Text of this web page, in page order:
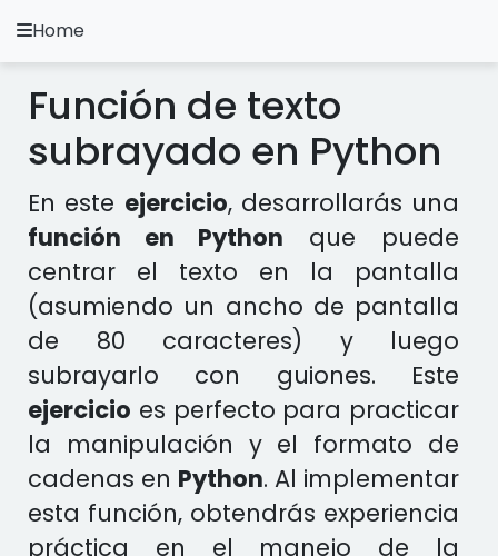
A.
Ejercicios Python
Instalación y Configuración
Metodología Python
Video Tutoriales
Ejercicios en otros Lenguajes
Apps
Home
Función de texto
subrayado en Python
En este ejercicio, desarrollarás una
función en Python que puede
centrar el texto en la pantalla
(asumiendo un ancho de pantalla
de 80 caracteres) y luego
subrayarlo con guiones. Este
ejercicio es perfecto para practicar
la manipulación y el formato de
cadenas en Python. Al implementar
esta función, obtendrás experiencia
práctica en el manejo de la